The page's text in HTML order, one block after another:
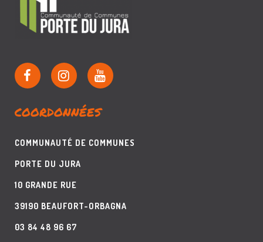
COORDONNÉES
COMMUNAUTÉ DE COMMUNES
PORTE DU JURA
10 GRANDE RUE
39190 BEAUFORT-ORBAGNA
03 84 48 96 67